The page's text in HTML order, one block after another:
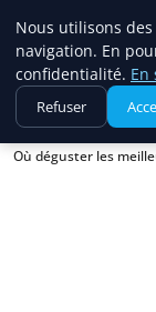
France
Où déguster les
Nous utilisons
navigation. En
confidentialité. En
Refuser